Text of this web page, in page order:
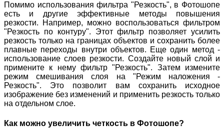
Помимо использования фильтра "Резкость", в Фотошопе
есть и другие эффективные методы повышения
резкости. Например, можно воспользоваться фильтром
"Резкость по контуру". Этот фильтр позволяет усилить
резкость только на границах объектов и сохранить более
плавные переходы внутри объектов. Еще один метод -
использование слоев резкости. Создайте новый слой и
примените к нему фильтр "Резкость". Затем измените
режим смешивания слоя на "Режим наложения -
Резкость". Это позволит вам сохранить исходное
изображение без изменений и применить резкость только
на отдельном слое.
Как можно увеличить четкость в Фотошопе?